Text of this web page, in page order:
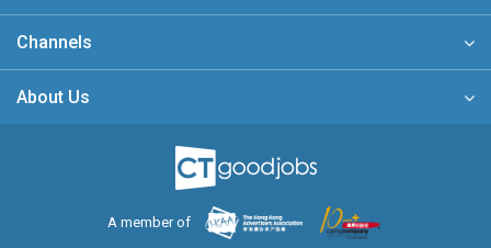
Channels
About Us
A member of